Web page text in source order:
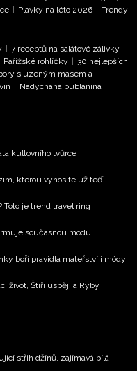
organizaci a
a exkluzivní
souhlasíte se
podleZásad ochrany
Plavky na léto 2026
Trendy
7 receptů na salátové zálivky
Pařížské rohlíčky
30 nejlepších
s uzeným masem a
Nadýchaná bublanina
kultovního tvůrce
kterou vynosíte už teď
je trend travel ring
současnou módu
boří pravidla mateřství i módy
život, Štíři uspějí a Ryby
střih džínů, zajímavá bílá